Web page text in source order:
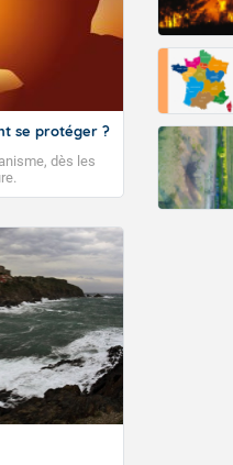
se protéger ?
dès les